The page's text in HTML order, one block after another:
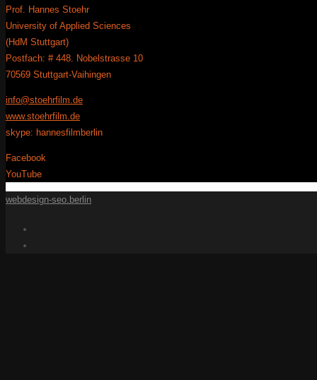
Prof. Hannes Stoehr
University of Applied Sciences
(HdM Stuttgart)
Postfach: # 448. Nobelstrasse 10
70569 Stuttgart-Vaihingen
info@stoehrfilm.de
www.stoehrfilm.de
skype: hannesfilmberlin
Facebook
YouTube
webdesign-seo.berlin